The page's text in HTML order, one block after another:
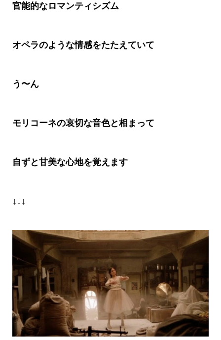
官能的なロマンティシズム
オペラのような情感をたたえていて
う〜ん
モリコーネの哀切な音色と相まって
自ずと甘美な心地を覚えます
↓↓↓